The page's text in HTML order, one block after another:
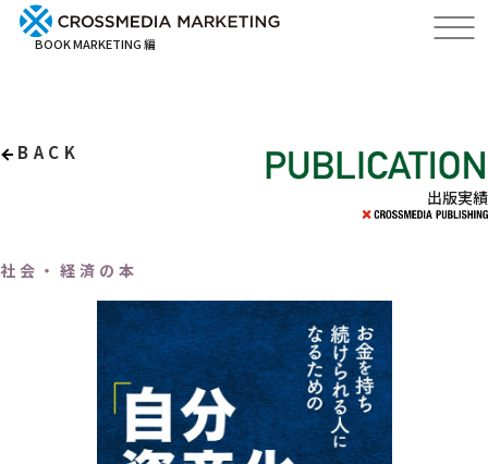
BOOK MARKETING 編
BACK
出版実績
社会・経済の本